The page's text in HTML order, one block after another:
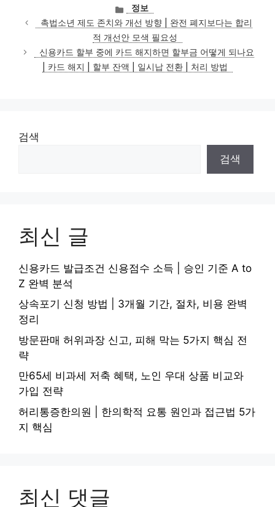
카
테
고
리
정보
촉법소년 제도 존치와 개선 방향 | 완전 폐지보다는 합리
적 개선안 모색 필요성
신용카드 할부 중에 카드 해지하면 할부금 어떻게 되나요
| 카드 해지 | 할부 잔액 | 일시납 전환 | 처리 방법
검색
검색
최신 글
신용카드 발급조건 신용점수 소득 | 승인 기준 A to
Z 완벽 분석
상속포기 신청 방법 | 3개월 기간, 절차, 비용 완벽
정리
방문판매 허위과장 신고, 피해 막는 5가지 핵심 전
략
만65세 비과세 저축 혜택, 노인 우대 상품 비교와
가입 전략
허리통증한의원 | 한의학적 요통 원인과 접근법 5가
지 핵심
최신 댓글